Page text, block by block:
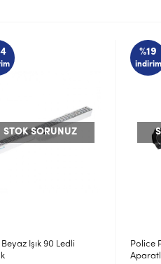
STOK SORUNUZ
Police PS-10 Beyaz Led Tüfek